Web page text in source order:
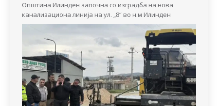
Општина Илинден започна со изградба на нова
канализациона линија на ул. „8“ во н.м Илинден